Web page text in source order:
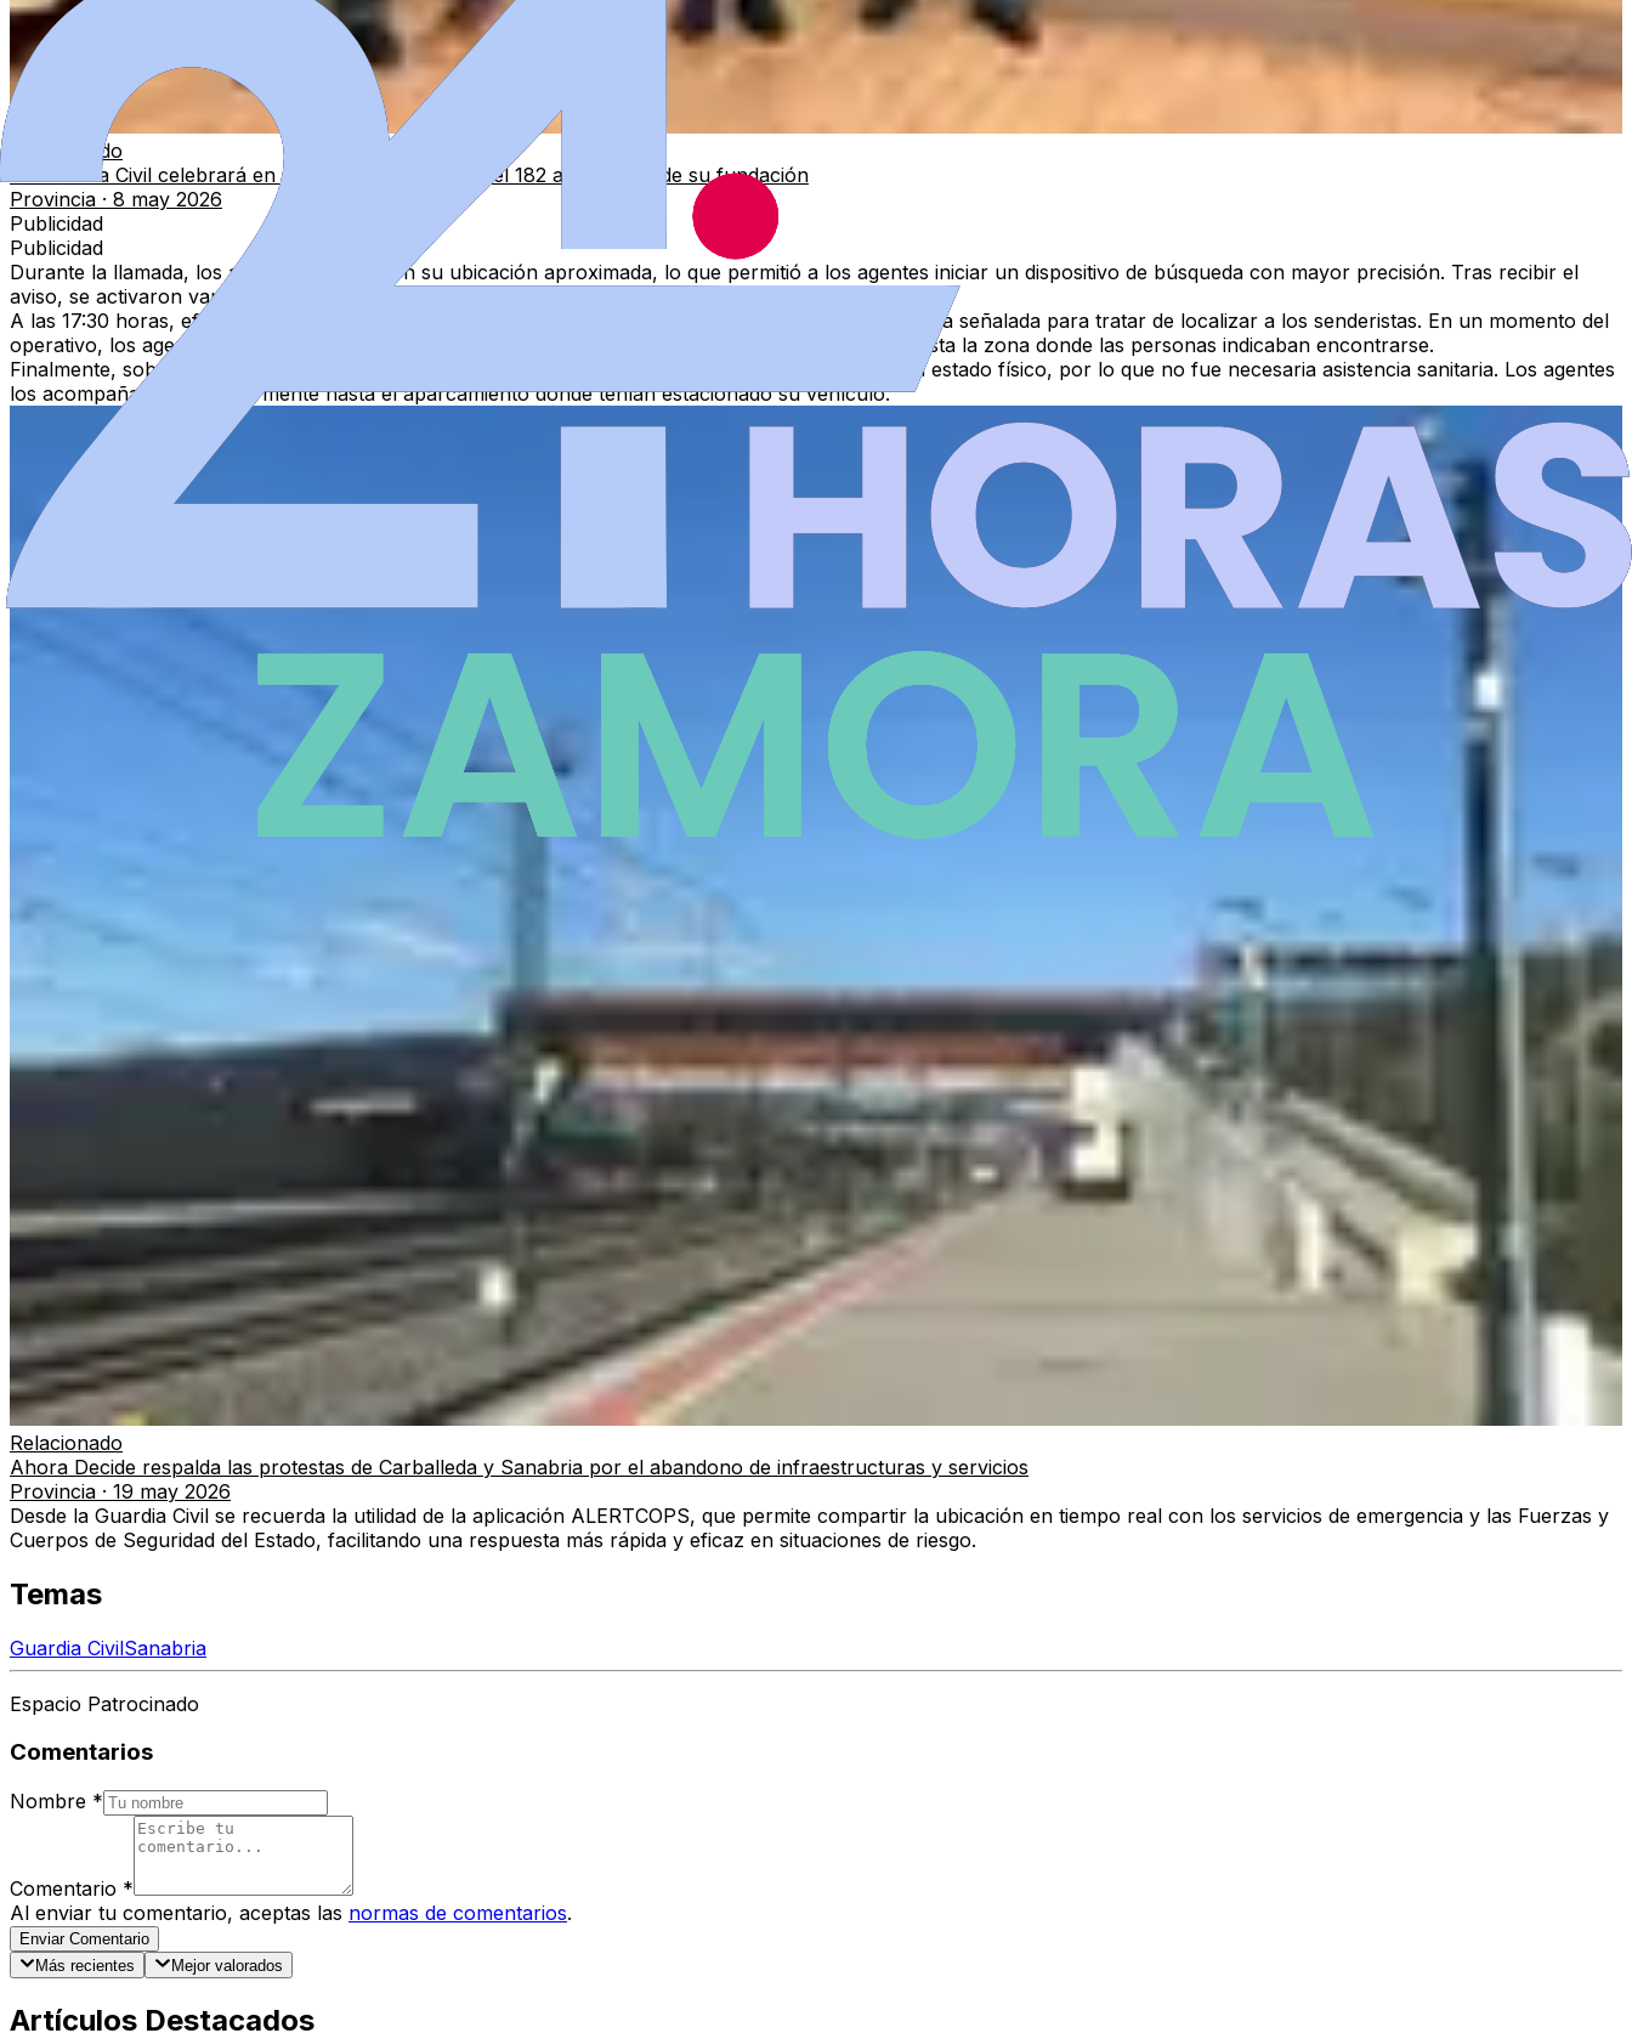
Relacionado
La Guardia Civil celebrará en El Puente de Sanabria el 182 aniversario de su fundación
Provincia · 8 may 2026
Publicidad
Publicidad
Durante la llamada, los afectados facilitaron su ubicación aproximada, lo que permitió a los agentes iniciar un dispositivo de búsqueda con mayor precisión. Tras recibir el
aviso, se activaron varias patrullas de servicio.
A las 17:30 horas, efectivos del Puesto de Puebla de Sanabria comenzaron el acceso a pie por la ruta señalada para tratar de localizar a los senderistas. En un momento del
operativo, los agentes se vieron obligados a
para poder llegar hasta la zona donde las personas indicaban encontrarse.
Finalmente, sobre las 18:50 horas, ambos senderistas fueron localizados. Se encontraban en
buen estado físico, por lo que no fue necesaria asistencia sanitaria. Los agentes
los acompañaron posteriormente hasta el aparcamiento donde tenían estacionado su vehículo.
Relacionado
Ahora Decide respalda las protestas de Carballeda y Sanabria por el abandono de infraestructuras y servicios
Provincia · 19 may 2026
Desde la Guardia Civil se recuerda la utilidad de la aplicación ALERTCOPS, que permite compartir la ubicación en tiempo real con los servicios de emergencia y las Fuerzas y
Cuerpos de Seguridad del Estado, facilitando una respuesta más rápida y eficaz en situaciones de riesgo.
Temas
Guardia CivilSanabria
Espacio Patrocinado
Comentarios
Nombre *
Comentario *
Al enviar tu comentario, aceptas las normas de comentarios.
Enviar Comentario
Más recientes
Mejor valorados
Artículos Destacados